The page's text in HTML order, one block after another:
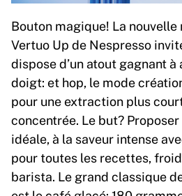
Bouton magique! La
Vertuo Up de Nespresso
dispose d’un atout gagnant
doigt: et hop, le mode
pour une extraction plus
concentrée. Le but?
idéale, à la saveur intense
pour toutes les recettes,
barista. Le grand classique